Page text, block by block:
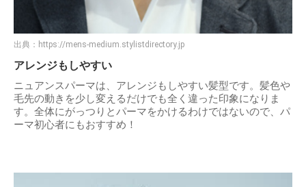
出典： https://mens-medium.stylistdirectory.jp
アレンジもしやすい
ニュアンスパーマは、アレンジもしやすい髪型です。髪色や
毛先の動きを少し変えるだけでも全く違った印象になりま
す。全体にがっつりとパーマをかけるわけではないので、パ
ーマ初心者にもおすすめ！